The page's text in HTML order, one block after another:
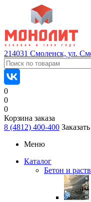
214031 Смоленск, ул.
0
0
0
Корзина заказа
8 (4812) 400-400
Меню
Каталог
Бетон и